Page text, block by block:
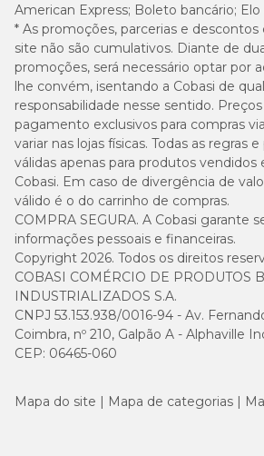
American Express; Boleto bancário; Elo
* As promoções, parcerias e
site não são cumulativos. Diante de
promoções, será necessário optar por
lhe convém, isentando a Cobasi de
responsabilidade nesse sentido.
pagamento exclusivos para compras
variar nas lojas físicas. Todas as regras
válidas apenas para produtos vendidos
Cobasi. Em caso de divergência de
válido é o do carrinho de compras.
COMPRA SEGURA. A Cobasi garante
informações pessoais e financeiras.
Copyright 2026. Todos os direitos
COBASI COMÉRCIO DE PRODUTOS
INDUSTRIALIZADOS S.A.
CNPJ 53.153.938/0016-94 - Av.
Coimbra, nº 210, Galpão A - Alphaville
CEP: 06465-060
Mapa do site Mapa de categorias